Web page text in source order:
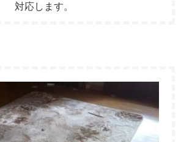
対応します。